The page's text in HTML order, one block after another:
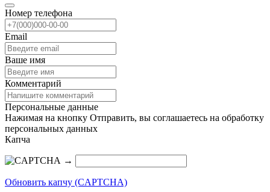
Номер телефона
Email
Ваше имя
Комментарий
Персональные данные
Нажимая на кнопку Отправить, вы соглашаетесь на обработку
персональных данных
Капча
→
Обновить капчу (CAPTCHA)